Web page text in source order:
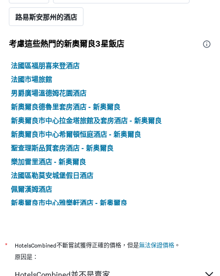
路易斯安那州的酒店
考慮這些熱門的新奧爾良3星​飯店
法國區福朋喜來登酒店
法國市場旅館
男爵廣場溫德姆花園酒店
新奧爾良德魯里套房酒店 - 新奥爾良
新奥爾良市中心拉金塔旅館及套房酒店 - 新奥爾良
新奧爾良市中心希爾頓恒庭酒店 - 新奥爾良
聖查理斯品質套房酒店 - 新奥爾良
樂加雷里酒店 - 新奥爾良
法國區勒莫安城堡假日酒店
佩爾漢姆酒店
新奥爾良市中心雅樂軒酒店 - 新奥爾良
新奧爾良市中心凱悅酒店
法國誇特紀念碑貝斯特韋斯特普拉斯酒店 - 新奥爾良
The Lafayette New Orleans By Kasa Living
* HotelsCombined不斷嘗試獲得正確的價格，但是無法保證價格 。
原因是：